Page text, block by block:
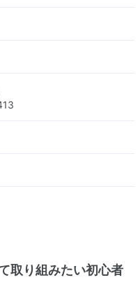
取り組みたい初心者